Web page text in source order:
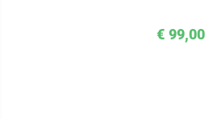
€ 99,00